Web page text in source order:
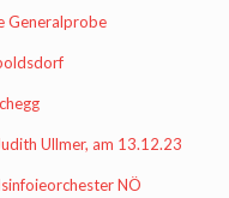
Generalprobe
Ullmer, am 13.12.23
NÖ